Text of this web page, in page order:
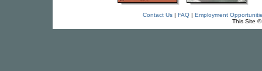
Contact Us| FAQ| Employment
This Site